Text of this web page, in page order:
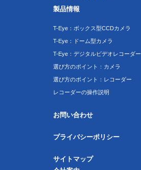
製品情報
T-Eye：ボックス型CCDカメラ
T-Eye：ドーム型カメラ
T-Eye：デジタルビデオレコーダー
選び方のポイント：カメラ
選び方のポイント：レコーダー
レコーダーの操作説明
お問い合わせ
プライバシーポリシー
サイトマップ